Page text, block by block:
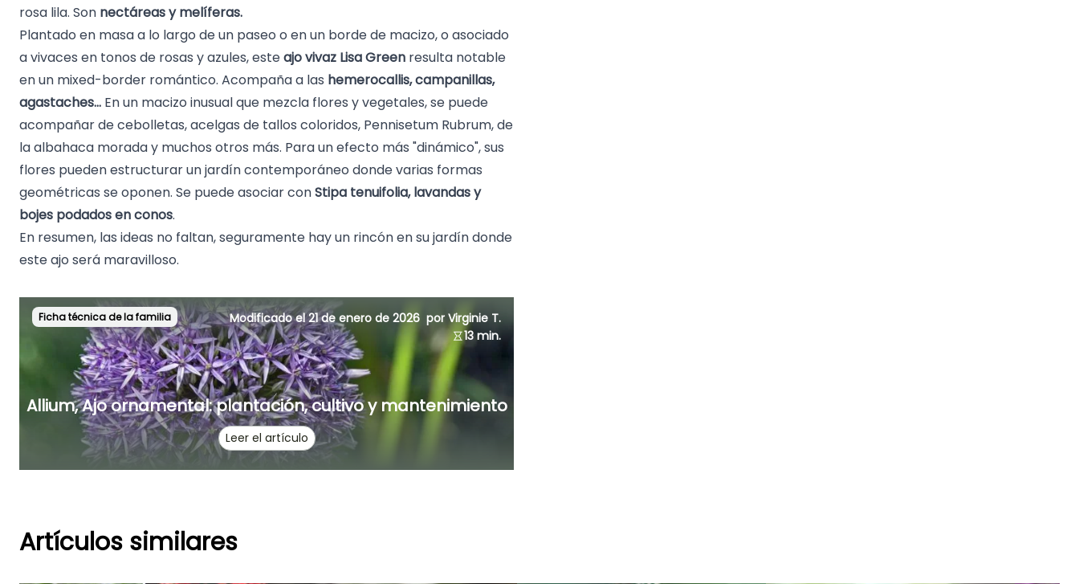
rosa lila. Son nectáreas y melíferas.
Plantado en masa a lo largo de un paseo o en un borde de macizo, o asociado
a vivaces en tonos de rosas y azules, esteajo vivaz Lisa Green resulta notable
en un mixed-border romántico. Acompaña a las hemerocallis, campanillas,
agastaches... En un macizo inusual que mezcla flores y vegetales, se puede
acompañar de cebolletas, acelgas de tallos coloridos, Pennisetum Rubrum, de
laalbahaca moraday muchos otros más. Para un efecto más "dinámico", sus
flores pueden estructurar un jardín contemporáneo donde varias formas
geométricas se oponen. Se puede asociar conStipa tenuifolia, lavandas y
bojes podados en conos.
En resumen, las ideas no faltan, seguramente hay un rincón en su jardín donde
este ajo será maravilloso.
Ficha técnica de la familia Modificado el 21 de enero de 2026 por Virginie T.
13 min.
Allium, Ajo ornamental: plantación, cultivo y mantenimiento
Leer el artículo
Artículos similares